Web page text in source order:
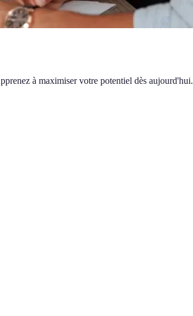
à maximiser votre potentiel dès aujourd'hui.